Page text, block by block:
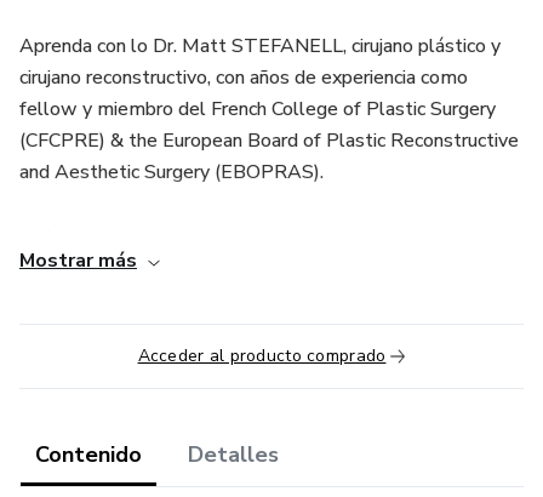
Aprenda con lo Dr. Matt STEFANELL, cirujano plástico y
cirujano reconstructivo, con años de experiencia como
fellow y miembro del French College of Plastic Surgery
(CFCPRE) & the European Board of Plastic Reconstructive
and Aesthetic Surgery (EBOPRAS).
centrándose en los inyectables para la armonización facial
especialistas y conferencistas de renombre en toda
Latinoamérica, y practicar con un paciente real en un hands
on.
No hay mejor forma de prepararse que poniendo en
práctica los conocimientos en una oportunidad única, con
Mostrar más
Acceder al producto comprado
Contenido Detalles